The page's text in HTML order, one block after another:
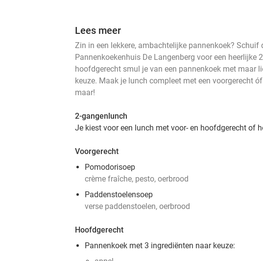
Lees meer
Zin in een lekkere, ambachtelijke pannenkoek?
Pannenkoekenhuis De Langenberg voor een heerlijke
hoofdgerecht smul je van een pannenkoek met maar
keuze. Maak je lunch compleet met een voorgerecht
maar!
2-gangenlunch
Je kiest voor een lunch met voor- en hoofdgerecht of
Voorgerecht
Pomodorisoep
crème fraîche, pesto, oerbrood
Paddenstoelensoep
verse paddenstoelen, oerbrood
Hoofdgerecht
Pannenkoek met 3 ingrediënten naar keuze: